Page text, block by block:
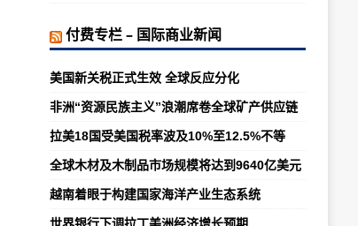
付费专栏 – 国际商业新闻
美国新关税正式生效 全球反应分化
非洲“资源民族主义”浪潮席卷全球矿产供应链
拉美18国受美国税率波及10%至12.5%不等
全球木材及木制品市场规模将达到9640亿美元
越南着眼于构建国家海洋产业生态系统